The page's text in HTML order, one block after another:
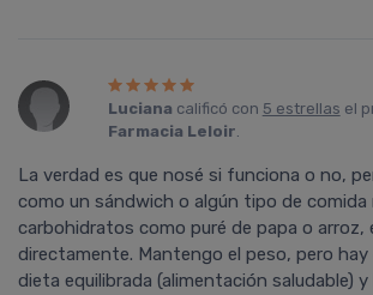
Luciana calificó con 5 estrellas el
Farmacia Leloir.
La verdad es que nosé si funciona o no,
como un sándwich o algún tipo de comida
carbohidratos como puré de papa o arroz,
directamente. Mantengo el peso, pero hay
dieta equilibrada (alimentación saludable)